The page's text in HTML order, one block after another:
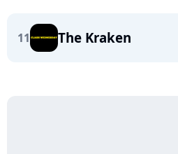
11 The Kraken